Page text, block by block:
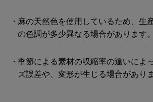
麻の天然色を使用しているため、生
の色調が多少異なる場合があります。
季節による素材の収縮率の違いによ
ズ誤差や、変形が生じる場合がありま